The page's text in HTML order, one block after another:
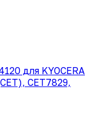
для KYOCERA
CET7829,